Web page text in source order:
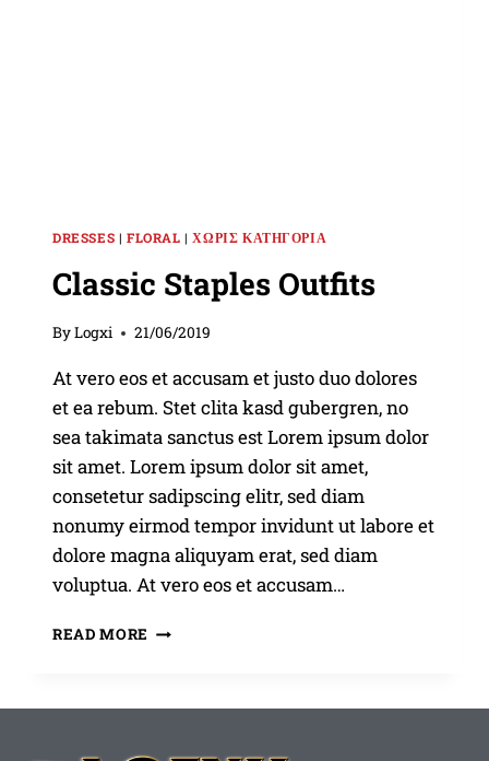
DRESSES | FLORAL |ΧΩΡΊΣ ΚΑΤΗΓΟΡΊΑ
Classic Staples Outfits
ByLogxi 21/06/2019
At vero eos et accusam et justo duo dolores
et ea rebum. Stet clita kasd gubergren, no
sea takimata sanctus est Lorem ipsum dolor
sit amet. Lorem ipsum dolor sit amet,
consetetur sadipscing elitr, sed diam
nonumy eirmod tempor invidunt ut labore et
dolore magna aliquyam erat, sed diam
voluptua. At vero eos et accusam…
READ MORE CLASSIC